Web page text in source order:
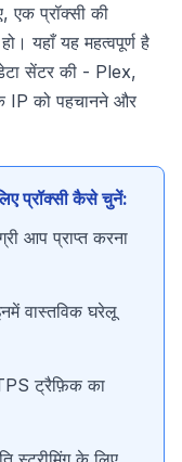
एक प्रॉक्सी की
यहाँ यह महत्वपूर्ण है
सेंटर की - Plex,
IP को पहचानने और
प्रॉक्सी कैसे चुनें:
आप प्राप्त करना
वास्तविक घरेलू
ट्रैफ़िक का